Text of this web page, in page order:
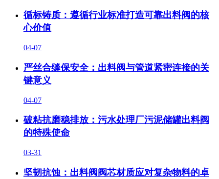
循标铸质：遵循行业标准打造可靠出料阀的核
心价值
04-07
严丝合缝保安全：出料阀与管道紧密连接的关
键意义
04-07
破粘抗磨稳排放：污水处理厂污泥储罐出料阀
的特殊使命
03-31
坚韧抗蚀：出料阀阀芯材质应对复杂物料的卓